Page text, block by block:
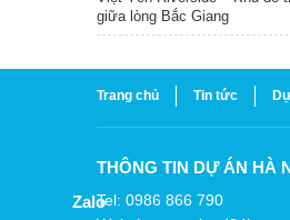
giữa lòng Bắc Giang
Trang chủ Tin tức
THÔNG TIN DỰ ÁN HÀ
Tel: 0986 866 790
Zalo